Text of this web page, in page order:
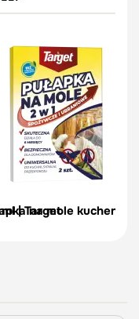
| Target
na mole kuchenne